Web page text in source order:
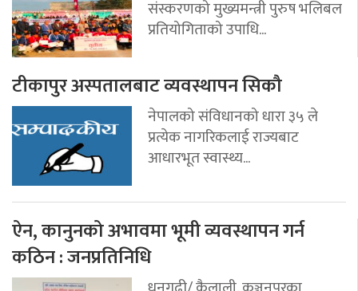
संस्करणको मुख्यमन्त्री पुरुष भलिबल
प्रतियोगिताको उपाधि...
टीकापुर अस्पतालबाट व्यवस्थापन सिकौ
नेपालको संविधानको धारा ३५ ले
प्रत्येक नागरिकलाई राज्यबाट
आधारभूत स्वास्थ्य...
ऐन, कानुनको अभावमा भूमी व्यवस्थापन गर्न
कठिन : जनप्रतिनिधि